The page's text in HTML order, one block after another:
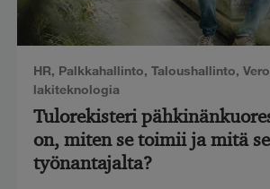
HR, Palkkahallinto, Taloushallinto,
lakiteknologia
Tulorekisteri
on, miten se toimii ja mitä
työnantajalta?